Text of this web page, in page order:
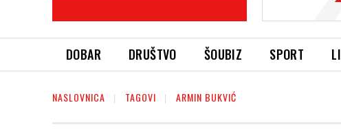
DOBAR DRUŠTVO ŠOUBIZ SPORT
NASLOVNICA TAGOVI ARMIN BUKVIĆ